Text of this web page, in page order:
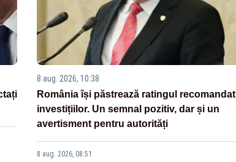
8 aug. 2026, 10:38
România își păstrează ratingul recomandat
investițiilor. Un semnal pozitiv, dar și un
avertisment pentru autorități
8 aug. 2026, 08:51